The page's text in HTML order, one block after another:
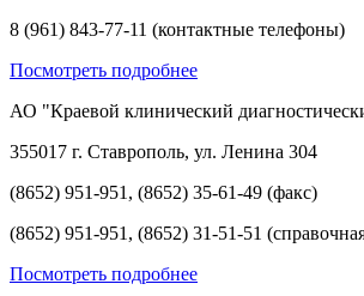
8 (961) 843-77-11 (контактные телефоны)
Посмотреть подробнее
АО "Краевой клинический
355017 г. Ставрополь, ул. Ленина 304
(8652) 951-951, (8652) 35-61-49 (факс)
(8652) 951-951, (8652) 31-51-51
Посмотреть подробнее